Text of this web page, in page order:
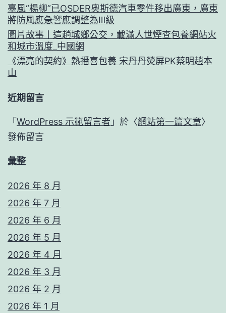
臺風“楊柳”已OSDER奧斯德汽車零件移出廣東，廣東
將防風應急響應調整為Ⅲ級
圖片故事丨這趟城鄉公交，載滿人世煙查包養網站火
和城市溫度_中國網
《漂亮的契約》熱播喜包養 宋丹丹熒屏PK蔡明趙本
山
近期留言
「 WordPress 示範留言者 」於〈網站第一篇文章〉
發佈留言
彙整
2026 年 8 月
2026 年 7 月
2026 年 6 月
2026 年 5 月
2026 年 4 月
2026 年 3 月
2026 年 2 月
2026 年 1 月